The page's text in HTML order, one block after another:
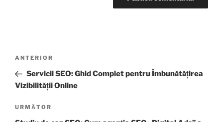
ANTERIOR
Servicii SEO: Ghid Complet pentru Îmbunătățirea
Vizibilității Online
URMĂTOR